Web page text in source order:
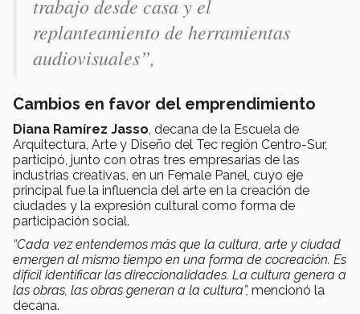
trabajo desde casa y el
replanteamiento de herramientas
audiovisuales”,
Cambios en favor del emprendimiento
Diana Ramírez Jasso , decana de la Escuela de
Arquitectura, Arte y Diseño del Tec región Centro-Sur,
participó, junto con otras tres empresarias de las
industrias creativas, en un Female Panel, cuyo eje
principal fue la influencia del arte en la creación de
ciudades y la expresión cultural como forma de
participación social.
“Cada vez entendemos más que la cultura, arte y ciudad
emergen al mismo tiempo en una forma de cocreación. Es
difícil identificar las direccionalidades. La cultura genera a
las obras, las obras generan a la cultura”, mencionó la
decana.